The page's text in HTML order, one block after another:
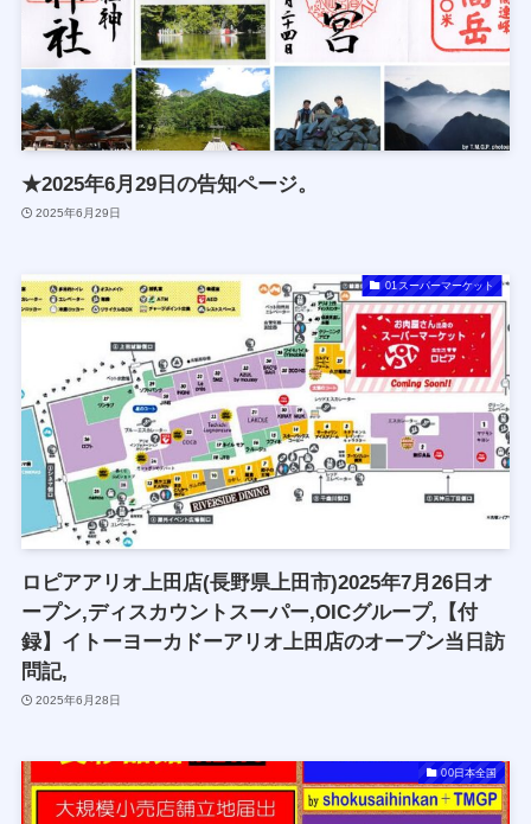
★2025年6月29日の告知ページ。
2025年6月29日
01スーパーマーケット
ロピアアリオ上田店(長野県上田市)2025年7月26日オ
ープン,ディスカウントスーパー,OICグループ,【付
録】イトーヨーカドーアリオ上田店のオープン当日訪
問記,
2025年6月28日
00日本全国